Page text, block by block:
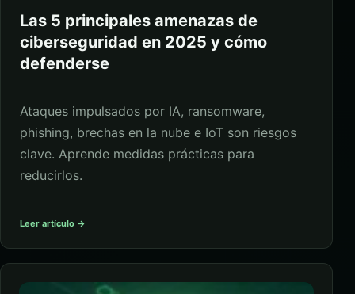
Las 5 principales amenazas de
ciberseguridad en 2025 y cómo
defenderse
Ataques impulsados por IA, ransomware,
phishing, brechas en la nube e IoT son riesgos
clave. Aprende medidas prácticas para
reducirlos.
Leer artículo →